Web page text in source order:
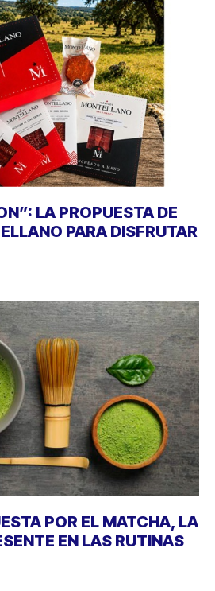
LA PROPUESTA DE
PARA DISFRUTAR
POR EL MATCHA, LA
EN LAS RUTINAS